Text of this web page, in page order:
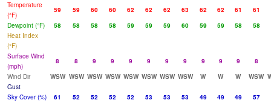
Temperature
(°F)
59 59 60 60 62 62 62 63 62 62 61
61
Dewpoint (°F)
58 58 58 58 59 59 59 60 59 59 58
58
Heat Index
(°F)
Surface Wind
(mph)
8 8 9 9 9 9 9 9 9 9 9
8
Wind Dir
WSW WSW WSW WSW WSW WSW WSW WSW W W W WSW
Gust
Sky Cover (%)
61 52 52 52 52 53 53 53 49 49 49
57